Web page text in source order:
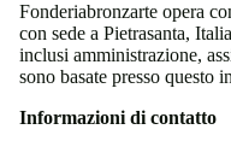
Fonderiabronzarte opera
con sede a Pietrasanta,
inclusi amministrazione,
sono basate presso questo
Informazioni di contatto